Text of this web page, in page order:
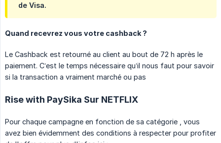
de Visa.
Quand recevrez vous votre cashback ?
Le Cashback est retourné au client au bout de 72 h après le
paiement. C’est le temps nécessaire qu’il nous faut pour savoir
si la transaction a vraiment marché ou pas
Rise with PaySika Sur NETFLIX
Pour chaque campagne en fonction de sa catégorie , vous
avez bien évidemment des conditions à respecter pour profiter